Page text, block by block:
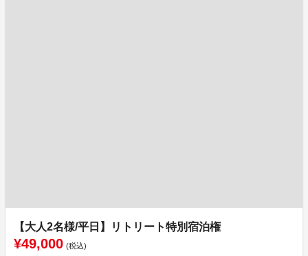
【大人2名様/平日】リトリート特別宿泊権
¥49,000 (税込)